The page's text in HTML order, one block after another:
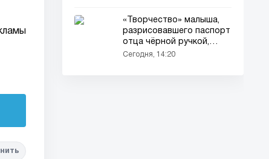
«Творчество» малыша,
разрисовавшего паспорт
отца чёрной ручкой,
привлекло всеобщее
Сегодня, 14:20